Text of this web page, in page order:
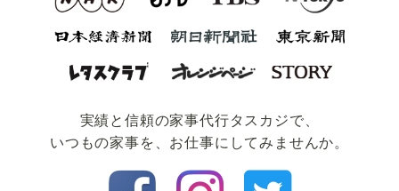
実績と信頼の家事代⾏タスカジで、
いつもの家事を、お仕事にしてみませんか。